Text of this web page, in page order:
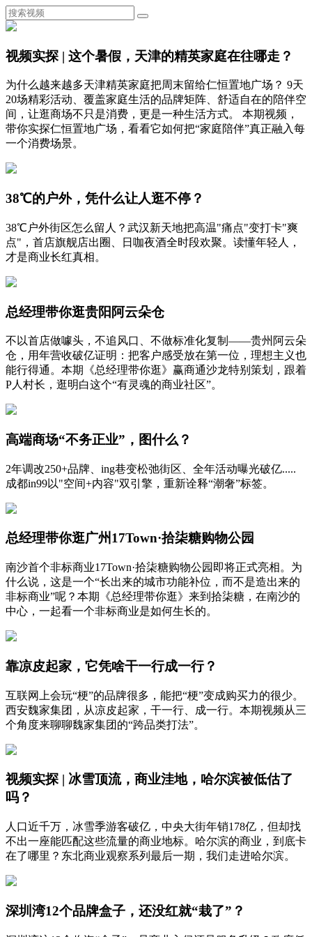
视频实探 | 这个暑假，天津的精英家庭在往哪走？
为什么越来越多天津精英家庭把周末留给仁恒置地广场？ 9天
20场精彩活动、覆盖家庭生活的品牌矩阵、舒适自在的陪伴空
间，让逛商场不只是消费，更是一种生活方式。 本期视频，
带你实探仁恒置地广场，看看它如何把“家庭陪伴”真正融入每
一个消费场景。
38℃的户外，凭什么让人逛不停？
38℃户外街区怎么留人？武汉新天地把高温"痛点"变打卡"爽
点"，首店旗舰店出圈、日咖夜酒全时段欢聚。读懂年轻人，
才是商业长红真相。
总经理带你逛贵阳阿云朵仓
不以首店做噱头，不追风口、不做标准化复制——贵州阿云朵
仓，用年营收破亿证明：把客户感受放在第一位，理想主义也
能行得通。本期《总经理带你逛》赢商通沙龙特别策划，跟着
P人村长，逛明白这个“有灵魂的商业社区”。
高端商场“不务正业”，图什么？
2年调改250+品牌、ing巷变松弛街区、全年活动曝光破亿.....
成都in99以"空间+内容"双引擎，重新诠释“潮奢”标签。
总经理带你逛广州17Town·拾柒糖购物公园
南沙首个非标商业17Town·拾柒糖购物公园即将正式亮相。为
什么说，这是一个“长出来的城市功能补位，而不是造出来的
非标商业”呢？本期《总经理带你逛》来到拾柒糖，在南沙的
中心，一起看一个非标商业是如何生长的。
靠凉皮起家，它凭啥干一行成一行？
互联网上会玩“梗”的品牌很多，能把“梗”变成购买力的很少。
西安魏家集团，从凉皮起家，干一行、成一行。本期视频从三
个角度来聊聊魏家集团的“跨品类打法”。
视频实探 | 冰雪顶流，商业洼地，哈尔滨被低估了
吗？
人口近千万，冰雪季游客破亿，中央大街年销178亿，但却找
不出一座能匹配这些流量的商业地标。哈尔滨的商业，到底卡
在了哪里？东北商业观察系列最后一期，我们走进哈尔滨。
深圳湾12个品牌盒子，还没红就“栽了”？